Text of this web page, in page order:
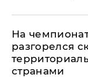
На
разгорелся
странами